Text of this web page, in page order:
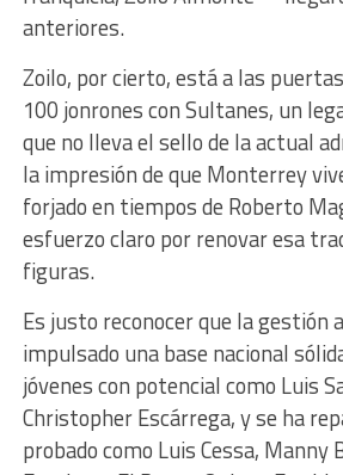
anteriores.
Zoilo, por cierto, está a las
100 jonrones con Sultanes, un
que no lleva el sello de la actual
la impresión de que Monterrey
forjado en tiempos de Roberto
esfuerzo claro por renovar esa
figuras.
Es justo reconocer que la gestión
impulsado una base nacional
jóvenes con potencial como Luis
Christopher Escárrega, y se ha
probado como Luis Cessa, Manny